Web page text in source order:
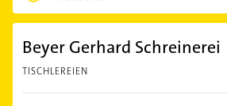
Beyer Gerhard Schreinerei
TISCHLEREIEN